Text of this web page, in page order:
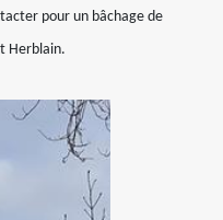
pour un bâchage de
Herblain.